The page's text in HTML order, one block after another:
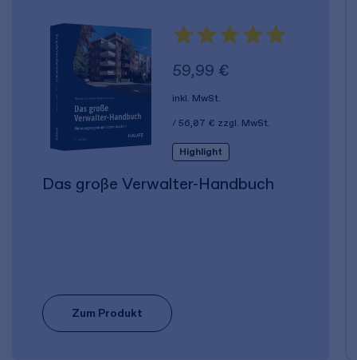
59,99 €
inkl. MwSt.
56,07 € zzgl. MwSt.
Highlight
Das große Verwalter-Handbuch
Zum Produkt